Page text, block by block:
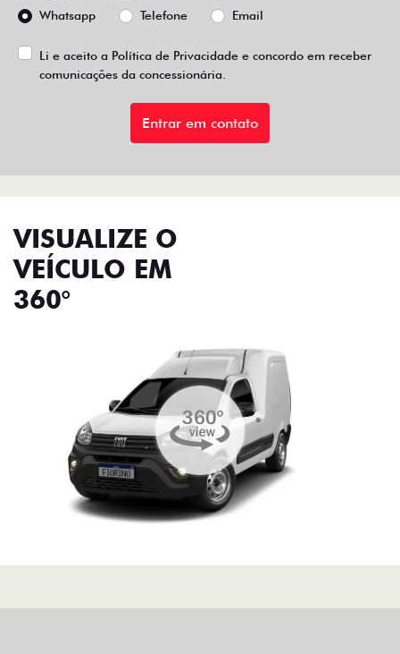
Whatsapp
Telefone Email
Li e aceito a Política de Privacidade e concordo em receber
comunicações da concessionária.
Entrar em contato
VISUALIZE O
VEÍCULO EM
360°